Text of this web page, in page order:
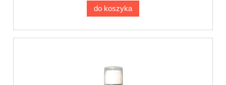
do koszyka